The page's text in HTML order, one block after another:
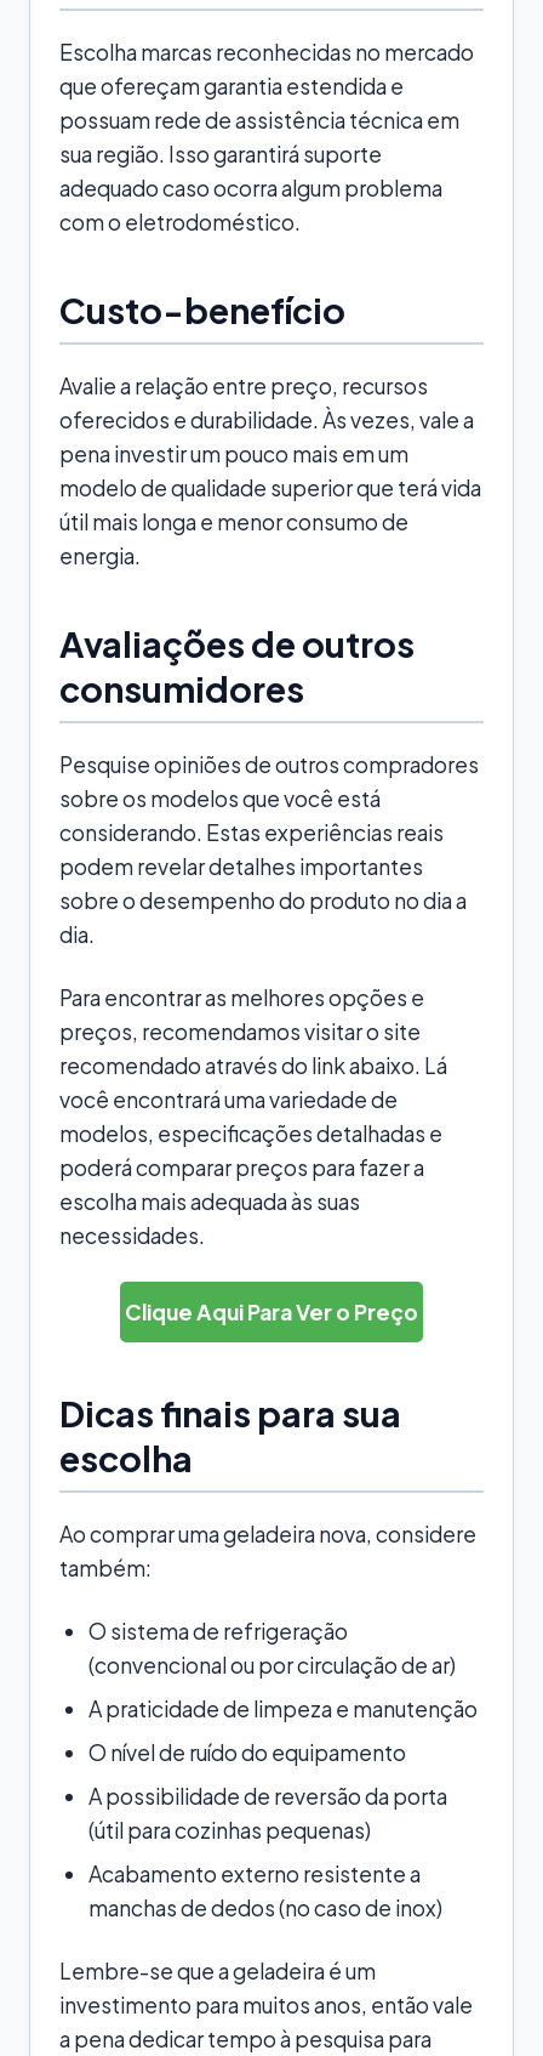
Escolha marcas reconhecidas no mercado
que ofereçam garantia estendida e
possuam rede de assistência técnica em
sua região. Isso garantirá suporte
adequado caso ocorra algum problema
com o eletrodoméstico.
Custo-benefício
Avalie a relação entre preço, recursos
oferecidos e durabilidade. Às vezes, vale a
pena investir um pouco mais em um
modelo de qualidade superior que terá vida
útil mais longa e menor consumo de
energia.
Avaliações de outros
consumidores
Pesquise opiniões de outros compradores
sobre os modelos que você está
considerando. Estas experiências reais
podem revelar detalhes importantes
sobre o desempenho do produto no dia a
dia.
Para encontrar as melhores opções e
preços, recomendamos visitar o site
recomendado através do link abaixo. Lá
você encontrará uma variedade de
modelos, especificações detalhadas e
poderá comparar preços para fazer a
escolha mais adequada às suas
necessidades.
Clique Aqui Para Ver o Preço
Dicas finais para sua
escolha
Ao comprar uma geladeira nova, considere
também:
O sistema de refrigeração
(convencional ou por circulação de ar)
A praticidade de limpeza e manutenção
O nível de ruído do equipamento
A possibilidade de reversão da porta
(útil para cozinhas pequenas)
Acabamento externo resistente a
manchas de dedos (no caso de inox)
Lembre-se que a geladeira é um
investimento para muitos anos, então vale
a pena dedicar tempo à pesquisa para